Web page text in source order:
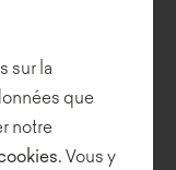
ont reçu une
et Łukasz
dire le duo des
sur la
que
notre
. Vous y